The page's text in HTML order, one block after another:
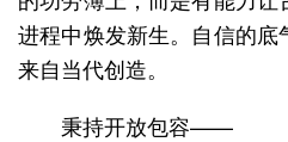
进程中焕发新生。自信的
来自当代创造。
秉持开放包容——